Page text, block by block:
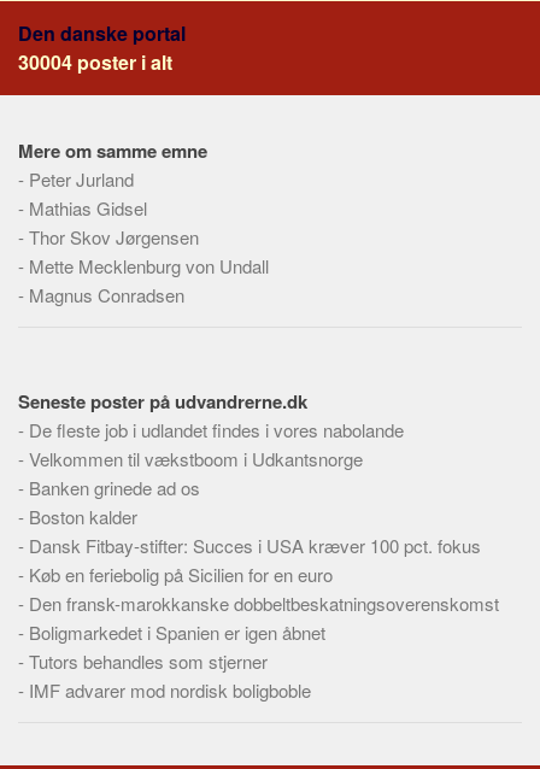
Køb og salg
Økonomi
Skatter og afgifter
Statistik
Praktisk
Meta
Skribenter
Personer
Steder
Kilder
Om
Webstedet
Forhistorien
Redigering
Bannere
Den danske portal
30004 poster i alt
Mere om samme emne
- Peter Jurland
- Mathias Gidsel
-Thor Skov Jørgensen
- Mette Mecklenburg von Undall
- Magnus Conradsen
Seneste poster på udvandrerne.dk
- De fleste job i udlandet findes i vores nabolande
-Velkommen til vækstboom i Udkantsnorge
- Banken grinede ad os
- Boston kalder
- Dansk Fitbay-stifter: Succes i USA kræver 100 pct. fokus
- Køb en feriebolig på Sicilien for en euro
- Den fransk-marokkanske dobbeltbeskatningsoverenskomst
- Boligmarkedet i Spanien er igen åbnet
-Tutors behandles som stjerner
- IMF advarer mod nordisk boligboble